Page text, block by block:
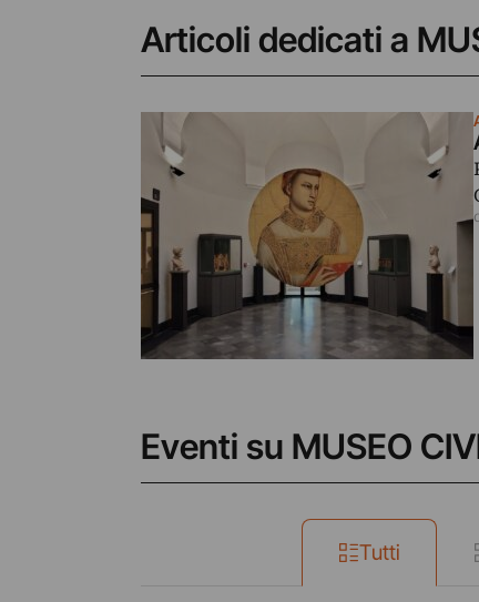
Articoli dedicati a
Eventi su MUSEO
Tutti